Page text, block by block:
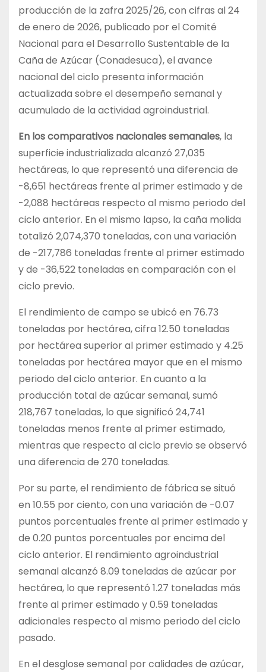
producción de la zafra 2025/26, con cifras al 24
de enero de 2026, publicado por el Comité
Nacional para el Desarrollo Sustentable de la
Caña de Azúcar (Conadesuca), el avance
nacional del ciclo presenta información
actualizada sobre el desempeño semanal y
acumulado de la actividad agroindustrial.
En los comparativos nacionales semanales, la
superficie industrializada alcanzó 27,035
hectáreas, lo que representó una diferencia de
-8,651 hectáreas frente al primer estimado y de
-2,088 hectáreas respecto al mismo periodo del
ciclo anterior. En el mismo lapso, la caña molida
totalizó 2,074,370 toneladas, con una variación
de -217,786 toneladas frente al primer estimado
y de -36,522 toneladas en comparación con el
ciclo previo.
El rendimiento de campo se ubicó en 76.73
toneladas por hectárea, cifra 12.50 toneladas
por hectárea superior al primer estimado y 4.25
toneladas por hectárea mayor que en el mismo
periodo del ciclo anterior. En cuanto a la
producción total de azúcar semanal, sumó
218,767 toneladas, lo que significó 24,741
toneladas menos frente al primer estimado,
mientras que respecto al ciclo previo se observó
una diferencia de 270 toneladas.
Por su parte, el rendimiento de fábrica se situó
en 10.55 por ciento, con una variación de -0.07
puntos porcentuales frente al primer estimado y
de 0.20 puntos porcentuales por encima del
ciclo anterior. El rendimiento agroindustrial
semanal alcanzó 8.09 toneladas de azúcar por
hectárea, lo que representó 1.27 toneladas más
frente al primer estimado y 0.59 toneladas
adicionales respecto al mismo periodo del ciclo
pasado.
En el desglose semanal por calidades de azúcar,